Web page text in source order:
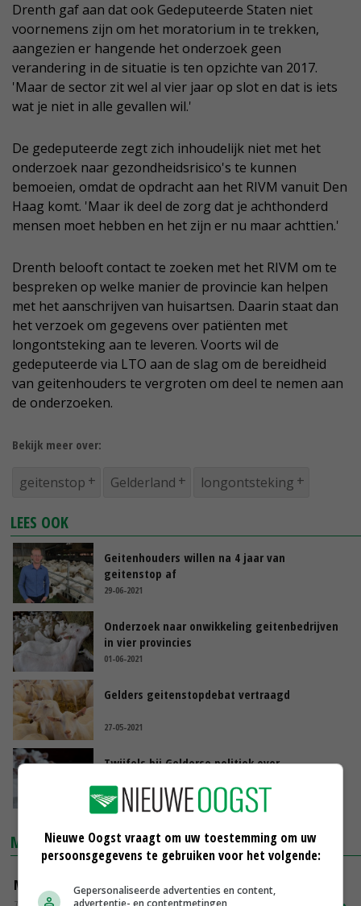
Drenth gaf aan dat ook Gedeputeerde Staten niet
voornemens zijn om het moratorium in te trekken,
aangezien er hangende het onderzoek geen
verandering in de situatie is ten opzichte van 2017.
'Maar de sector zit wel al vier jaar op slot en dat is iets
wat je niet in alle gevallen wil.'
De gedeputeerde zegt zich inhoudelijk niet met het
onderzoek naar gezondheidsrisico's te kunnen
bemoeien, omdat de opdracht aan het RIVM vanuit Den
Haag komt. 'Maar ik deel de zorg dat je achthonderd
mensen moet hebben en het zijn er nu maar achttien.'
Drenth belooft contact te zoeken met het RIVM om te
bespreken op welke manier de provincie kan helpen
met het aanschrijven van huisartsen. Daarin staat dan
het verzoek om gegevens over patiënten met
longontsteking aan te leveren. Voorts wil de
gedeputeerde via LTO aan de slag om de bereidheid
van geitenhouders te vergroten om deel te nemen aan
de onderzoeken.
Bekijk meer over:
geitenstop Gelderland longontsteking
LEES OOK
Geitenhouders willen na 4 jaar van
geitenstop af
29-06-2021
Onderzoek naar onwikkeling geitenbedrijven
in vier provincies
01-06-2021
Gelders geitenstopdebat vertraagd
27-05-2021
Twijfels bij Gelderse politiek over
19-05-2021
MARKTPRIJZEN
Magere melkpoeder
Nieuwe Oogst vraagt om uw toestemming om uw
persoonsgegevens te gebruiken voor het volgende:
Gepersonaliseerde advertenties en content,
advertentie- en contentmetingen,